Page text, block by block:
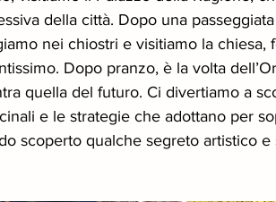
della città. Dopo una
nei chiostri e visitiamo la
Dopo pranzo, è la volta
quella del futuro. Ci divertiamo a
e le strategie che adottano per
scoperto qualche segreto artistico